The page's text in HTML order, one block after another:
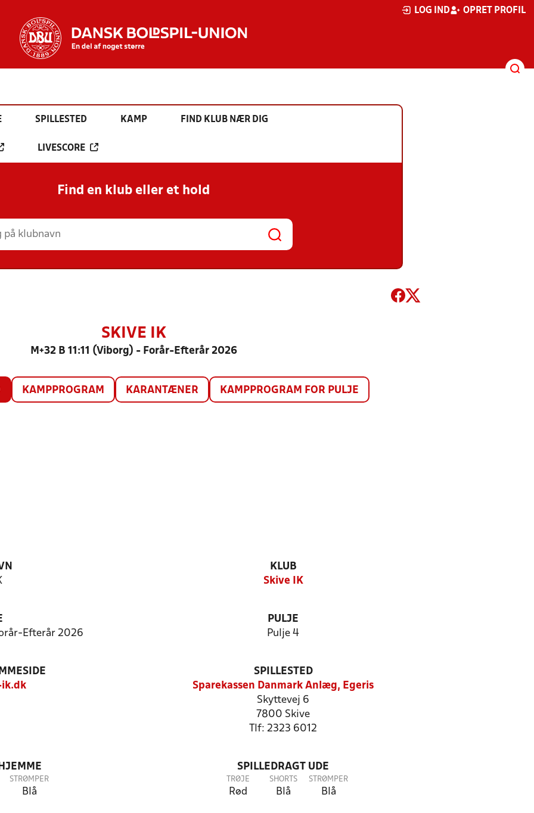
LOG IND OPRET PROFIL
SPILLESTED KAMP FIND KLUB NÆR DIG
LIVESCORE
Find en klub eller et hold
SKIVE IK
M+32 B 11:11 (Viborg) - Forår-Efterår 2026
KAMPPROGRAM KARANTÆNER KAMPPROGRAM FOR PULJE
KLUB
Skive IK
Efterår 2026
PULJE
Pulje 4
SPILLESTED
Sparekassen Danmark Anlæg, Egeris
Skyttevej 6
7800 Skive
Tlf: 2323 6012
STRØMPER
Blå
SPILLEDRAGT UDE
TRØJE
Rød
SHORTS
Blå
STRØMPER
Blå